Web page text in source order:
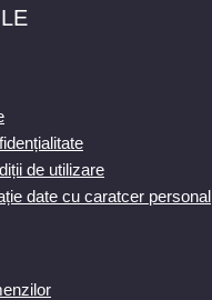
de utilizare
date cu caratcer personal